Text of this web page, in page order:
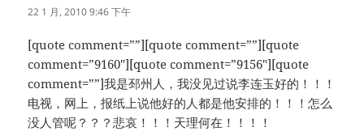
道：
22 1 月, 2010 9:46 下午
[quote comment=””][quote comment=””][quote
comment=”9160″][quote comment=”9156″][quote
comment=””]我是邳州人，我没见过说李连玉好的！！！
电视，网上，报纸上说他好的人都是他安排的！！！怎么
没人管呢？？？悲哀！！！天理何在！！！！